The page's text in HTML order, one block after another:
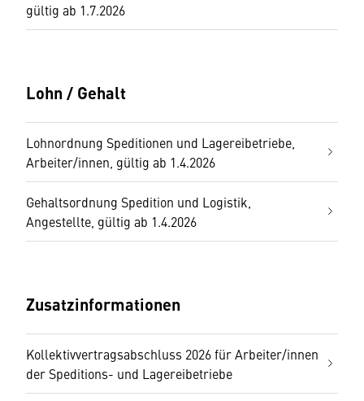
gültig ab 1.7.2026
Lohn / Gehalt
Lohnordnung Speditionen und Lagereibetriebe,
Arbeiter/innen, gültig ab 1.4.2026
Gehaltsordnung Spedition und Logistik,
Angestellte, gültig ab 1.4.2026
Zusatzinformationen
Kollektivvertragsabschluss 2026 für Arbeiter/innen
der Speditions- und Lagereibetriebe